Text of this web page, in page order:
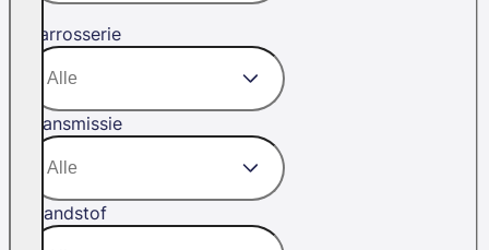
Carrosserie
Transmissie
Brandstof